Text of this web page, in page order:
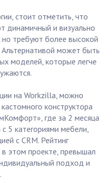
стоит отметить, что
динамичный и визуально
требуют более высокой
может быть
моделей, которые легче
на Workzilla, можно
конструктора
где за 2 месяца
5 категориями мебели,
с CRM. Рейтинг
этом проекте, превышал
подход и